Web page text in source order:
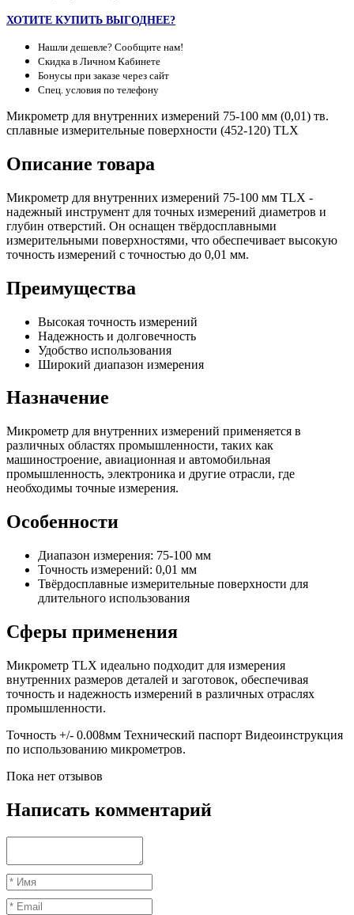
ХОТИТЕ КУПИТЬ ВЫГОДНЕЕ?
Нашли дешевле? Сообщите нам!
Скидка в Личном Кабинете
Бонусы при заказе через сайт
Спец. условия по телефону
Микрометр для внутренних измерений 75-100 мм (0,01) тв.
сплавные измерительные поверхности (452-120) TLX
Описание товара
Микрометр для внутренних измерений 75-100 мм TLX -
надежный инструмент для точных измерений диаметров и
глубин отверстий. Он оснащен твёрдосплавными
измерительными поверхностями, что обеспечивает высокую
точность измерений с точностью до 0,01 мм.
Преимущества
Высокая точность измерений
Надежность и долговечность
Удобство использования
Широкий диапазон измерения
Назначение
Микрометр для внутренних измерений применяется в
различных областях промышленности, таких как
машиностроение, авиационная и автомобильная
промышленность, электроника и другие отрасли, где
необходимы точные измерения.
Особенности
Диапазон измерения: 75-100 мм
Точность измерений: 0,01 мм
Твёрдосплавные измерительные поверхности для
длительного использования
Сферы применения
Микрометр TLX идеально подходит для измерения
внутренних размеров деталей и заготовок, обеспечивая
точность и надежность измерений в различных отраслях
промышленности.
Точность +/- 0.008мм Технический паспорт Видеоинструкция
по использованию микрометров.
Пока нет отзывов
Написать комментарий